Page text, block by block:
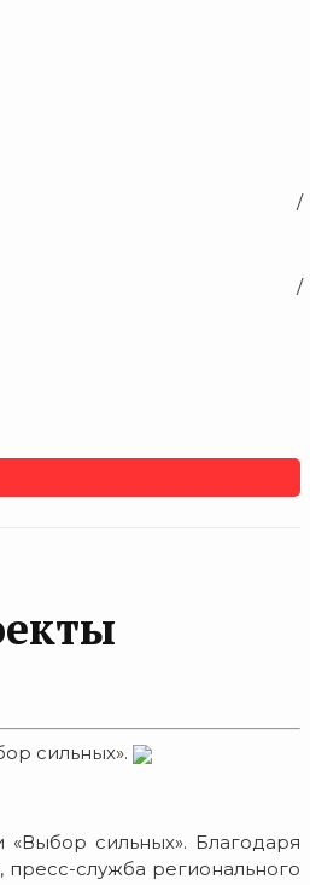
сильных».
«Выбор сильных». Благодаря
служба регионального